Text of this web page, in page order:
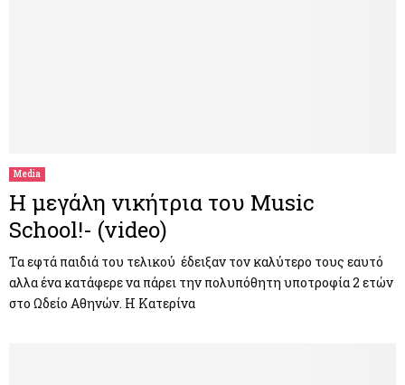
Media
Η μεγάλη νικήτρια του Music
School!- (video)
Τα εφτά παιδιά του τελικού έδειξαν τον καλύτερο τους εαυτό
αλλα ένα κατάφερε να πάρει την πολυπόθητη υποτροφία 2 ετών
στο Ωδείο Αθηνών. Η Κατερίνα